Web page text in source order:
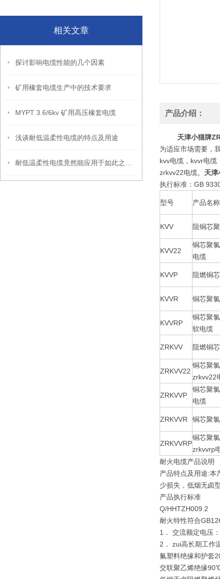
相关文章
探讨影响电缆性能的几个因素
矿用橡套电缆生产中的技术要求
MYPT 3.6/6kv 矿用高压橡套电缆
浅谈耐低温柔性电缆的特点及用途
产品介绍：
天津小猫牌
为适应市场需要，
kvv电缆，kvvr电
zrkvv22电缆。 天津
执行标准：GB
型号 产品名称
KVV 阻铜芯
KVV22
铜芯聚
电缆
KVVP 阻燃铜
KVVR 铜芯聚
KVVRP
铜芯聚
软电缆
ZRKVV 阻燃铜
ZRKVV22
铜芯聚
zrkvv22
ZRKVVP
铜芯聚
电缆
ZRKVVR 铜芯聚
ZRKVVRP
铜芯聚
zrkvvrp
耐火电缆产品说明
产品特点及用途:本
少损失，低烟无卤
产品执行标准
Q/HHTZH009.2
耐火特性符合
1． 交流额定电压
2． zui高长期工作
氟塑料绝缘和护
交联聚乙烯绝缘